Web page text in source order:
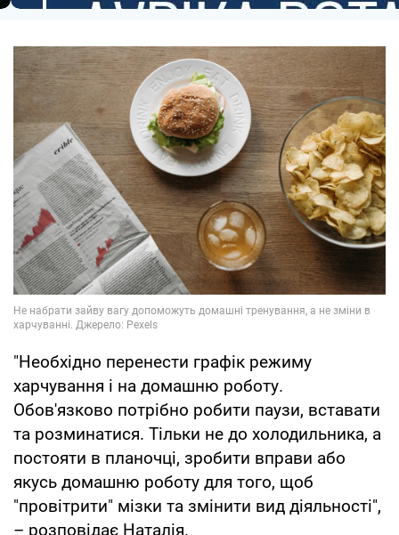
"Необхідно перенести графік режиму
харчування і на домашню роботу.
Обов'язково потрібно робити паузи, вставати
та розминатися. Тільки не до холодильника, а
постояти в планочці, зробити вправи або
якусь домашню роботу для того, щоб
"провітрити" мізки та змінити вид діяльності",
– розповідає Наталія.